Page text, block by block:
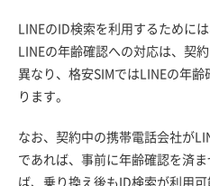
LINEのID検索を利用するために
LINEの年齢確認への対応は、契
異なり、格安SIMではLINEの年
ります。
なお、契約中の携帯電話会社が
であれば、事前に年齢確認を済
ば、乗り換え後もID検索が利用